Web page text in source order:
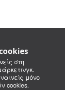
στη
μόνο
cookies.